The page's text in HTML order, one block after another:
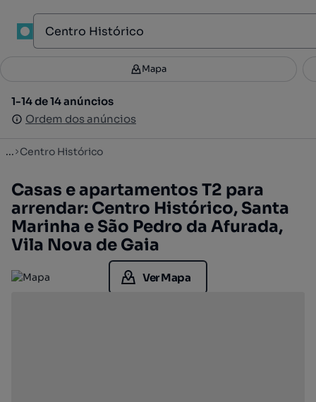
Filtros 3
1-14 de 14 anúncios
Ordem dos anúncios
Mapa
1-14 de 14 anúncios
Ordem dos anúncios
... Centro Histórico
Casas e apartamentos T2 para
arrendar: Centro Histórico, Santa
Marinha e São Pedro da Afurada,
Vila Nova de Gaia
Ver Mapa